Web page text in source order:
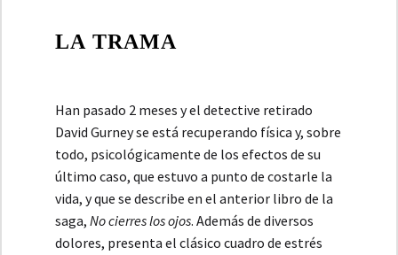
LA TRAMA
Han pasado 2 meses y el detective retirado
David Gurney se está recuperando física y, sobre
todo, psicológicamente de los efectos de su
último caso, que estuvo a punto de costarle la
vida, y que se describe en el anterior libro de la
saga, No cierres los ojos. Además de diversos
dolores, presenta el clásico cuadro de estrés